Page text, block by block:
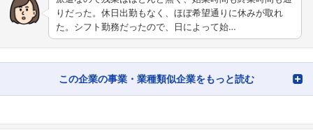
りだった。休日出勤もなく、ほぼ希望通りに休みが取れ
た。シフト勤務だったので、日によって始…
この企業の事業・業種類似企業をもっと読む